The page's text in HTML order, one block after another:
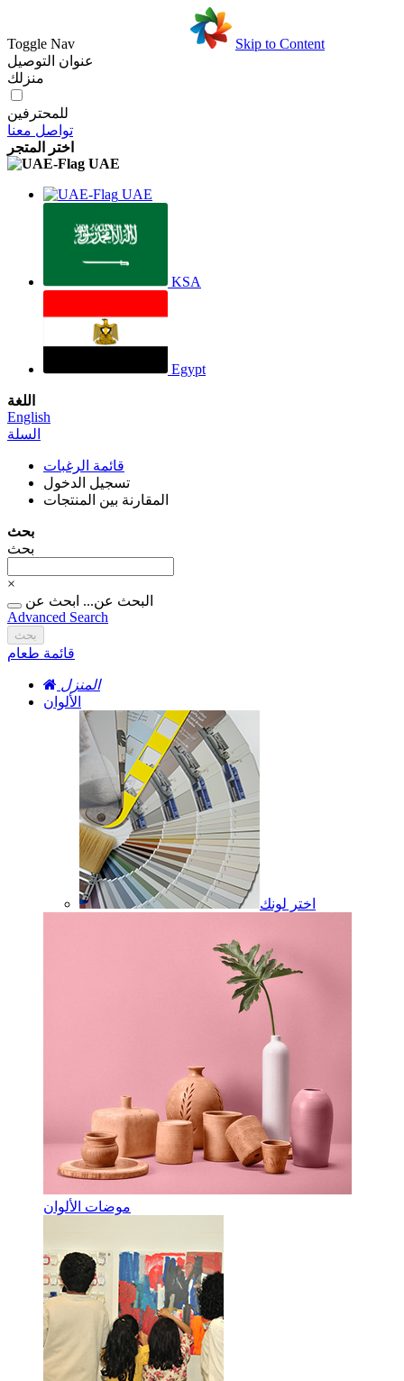
Toggle Nav
Skip to Content
عنوان التوصيل
منزلك
للمحترفين
تواصل معنا
اختر المتجر
UAE
UAE
KSA
Egypt
اللغة
English
السلة
قائمة الرغبات
تسجيل الدخول
المقارنة بين المنتجات
بحث
بحث
×
البحث عن... ابحث عن
Advanced Search
بحث
قائمة طعام
المنزل
الألوان
اختر لونك
موضات الألوان